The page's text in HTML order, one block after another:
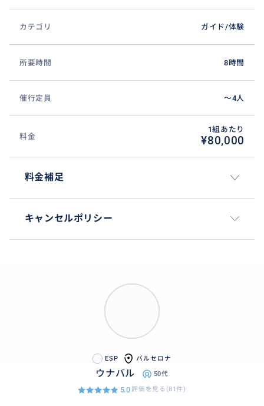
カテゴリ ガイド/体験
所要時間 8時間
催行定員 〜4人
料金
1組あたり
¥80,000
料金補足
キャンセルポリシー
ESP バルセロナ
ウナバル 50代
5.0評価を見る(81件)